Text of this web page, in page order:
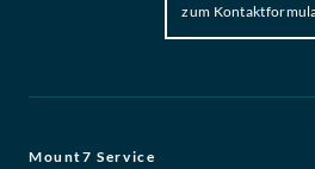
zum
Mount7 Service